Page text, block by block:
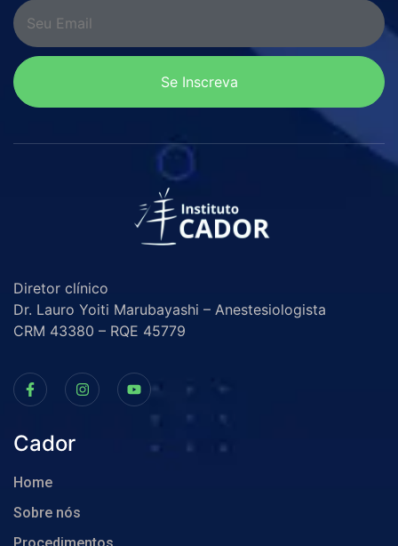
Se Inscreva
Diretor clínico
Dr. Lauro Yoiti Marubayashi – Anestesiologista
CRM 43380 – RQE 45779
Cador
Home
Sobre nós